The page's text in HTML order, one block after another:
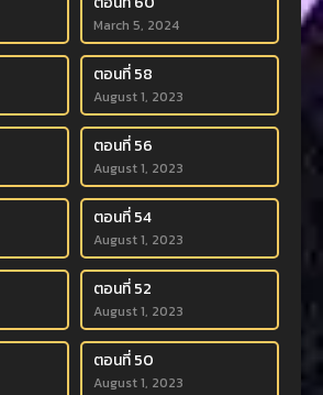
March 5, 2024
ตอนที่ 58
August 1, 2023
ตอนที่ 56
August 1, 2023
ตอนที่ 54
August 1, 2023
ตอนที่ 52
August 1, 2023
ตอนที่ 50
August 1, 2023